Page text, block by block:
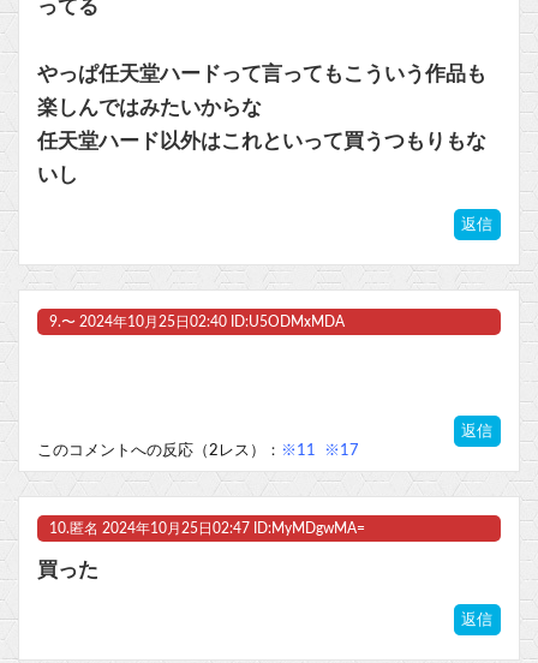
ってる
やっぱ任天堂ハードって言ってもこういう作品も
楽しんではみたいからな
任天堂ハード以外はこれといって買うつもりもな
いし
返信
9.〜 2024年10月25日02:40 ID:U5ODMxMDA
返信
このコメントへの反応（2レス）： ※11 ※17
10. 匿名 2024年10月25日02:47 ID:MyMDgwMA=
買った
返信